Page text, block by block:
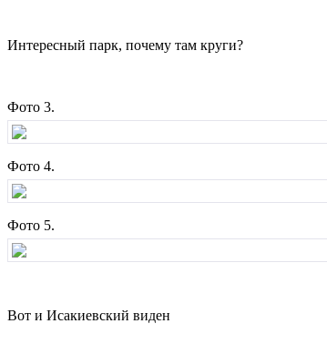
Интересный парк, почему там круги?
Фото 3.
Фото 4.
Фото 5.
Вот и Исакиевский виден